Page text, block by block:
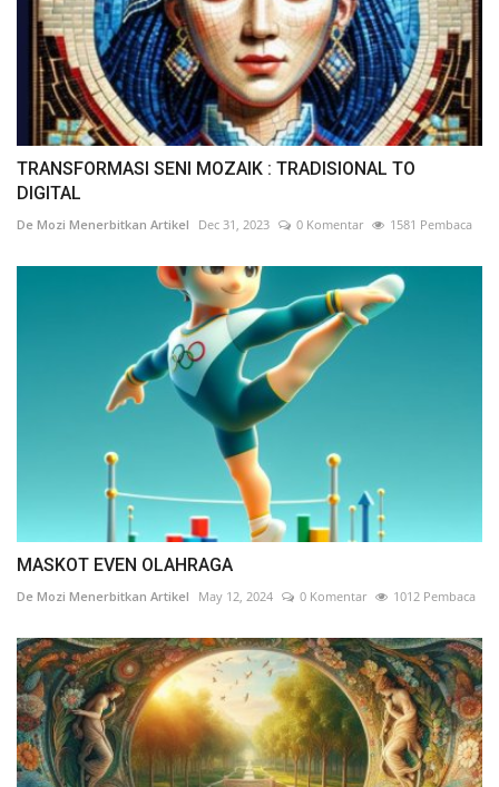
TRANSFORMASI SENI MOZAIK : TRADISIONAL TO
DIGITAL
De Mozi Menerbitkan Artikel Dec 31, 2023 0 Komentar 1581 Pembaca
MASKOT EVEN OLAHRAGA
De Mozi Menerbitkan Artikel May 12, 2024 0 Komentar 1012 Pembaca